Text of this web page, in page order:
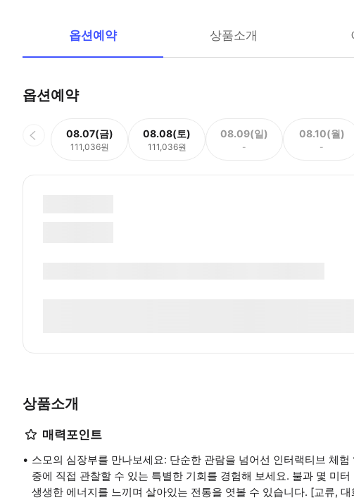
옵션예약 상품소개
옵션예약
08.07(금)
111,036원
08.08(토)
111,036원
08.09(일)
-
08.10(월)
-
상품소개
매력포인트
스모의 심장부를 만나보세요: 단순한 관람을 넘어선 인터랙티브 체
중에 직접 관찰할 수 있는 특별한 기회를 경험해 보세요. 불과 몇 미
생생한 에너지를 느끼며 살아있는 전통을 엿볼 수 있습니다. [교류,